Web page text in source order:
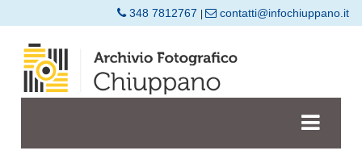
348 7812767 contatti@infochiuppano.it